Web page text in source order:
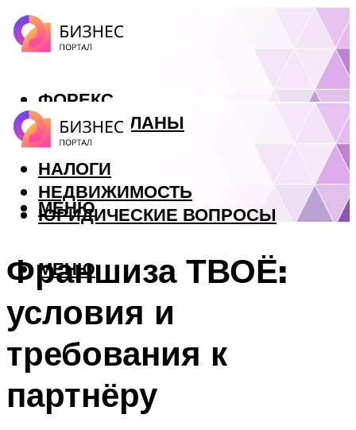
ФОРЕКС
БИЗНЕС ПЛАНЫ
КРЕДИТЫ
НАЛОГИ
НЕДВИЖИМОСТЬ
ЮРИДИЧЕСКИЕ ВОПРОСЫ
МЕНЮ
МЕНЮ
Франшиза ТВОЁ:
условия и
требования к
партнёру